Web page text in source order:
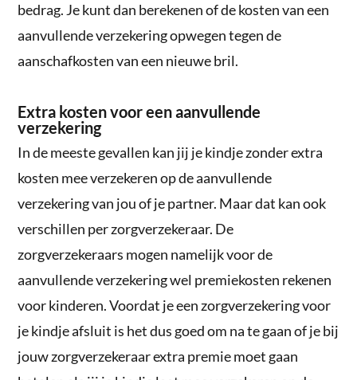
bedrag. Je kunt dan berekenen of de kosten van een
aanvullende verzekering opwegen tegen de
aanschafkosten van een nieuwe bril.
Extra kosten voor een aanvullende
verzekering
In de meeste gevallen kan jij je kindje zonder extra
kosten mee verzekeren op de aanvullende
verzekering van jou of je partner. Maar dat kan ook
verschillen per zorgverzekeraar. De
zorgverzekeraars mogen namelijk voor de
aanvullende verzekering wel premiekosten rekenen
voor kinderen. Voordat je een zorgverzekering voor
je kindje afsluit is het dus goed om na te gaan of je bij
jouw zorgverzekeraar extra premie moet gaan